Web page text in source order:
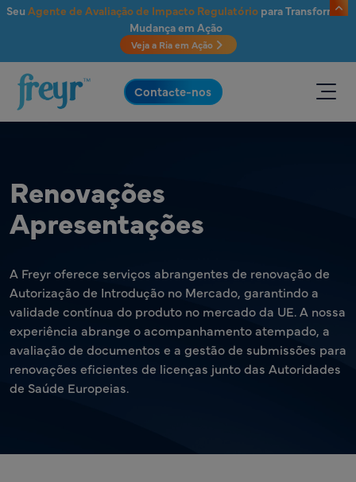
Saltar para o conteúdo principal
Seu Agente de Avaliação de Impacto Regulatóriopara Transformar
Mudança em Ação
Veja a Ria em Ação
.
Contacte-nos
Renovações
Apresentações
A Freyr oferece serviços abrangentes de renovação de
Autorização de Introdução no Mercado, garantindo a
validade contínua do produto no mercado da UE. A nossa
experiência abrange o acompanhamento atempado, a
avaliação de documentos e a gestão de submissões para
renovações eficientes de licenças junto das Autoridades
de Saúde Europeias.